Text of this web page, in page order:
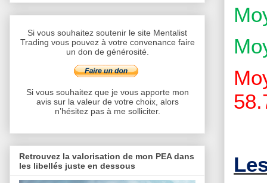
Si vous souhaitez soutenir le site Mentalist
Trading vous pouvez à votre convenance faire
un don de générosité.
Si vous souhaitez que je vous apporte mon
avis sur la valeur de votre choix, alors
n’hésitez pas à me solliciter.
Retrouvez la valorisation de mon PEA dans
les libellés juste en dessous